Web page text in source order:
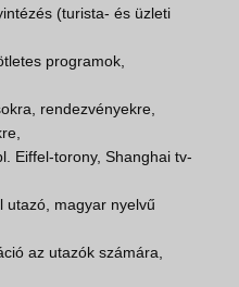
(turista- és üzleti
programok,
rendezvényekre,
Eiffel-torony, Shanghai tv-
utazó, magyar nyelvű
az utazók számára,